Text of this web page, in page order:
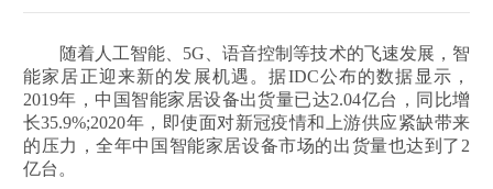
随着人工智能、5G、语音控制等技术的飞速发展，智
能家居正迎来新的发展机遇。据IDC公布的数据显示，
2019年，中国智能家居设备出货量已达2.04亿台，同比增
长35.9%;2020年，即使面对新冠疫情和上游供应紧缺带来
的压力，全年中国智能家居设备市场的出货量也达到了2
亿台。